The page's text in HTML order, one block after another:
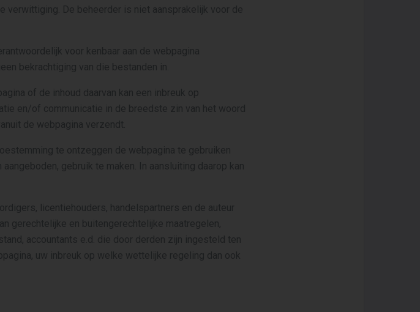
verwittiging. De beheerder is niet aansprakelijk voor de
voor kenbaar aan de webpagina
bekrachtiging van die bestanden in.
of de inhoud daarvan kan een inbreuk op
en/of communicatie in de breedste zin van het woord
de webpagina verzendt.
te ontzeggen de webpagina te gebruiken
gebruik te maken. In aansluiting daarop kan
licentiehouders, handelspartners en de auteur
gerechtelijke en buitengerechtelijke maatregelen,
accountants e.d. die door derden zijn ingesteld ten
uw inbreuk op welke wettelijke regeling dan ook